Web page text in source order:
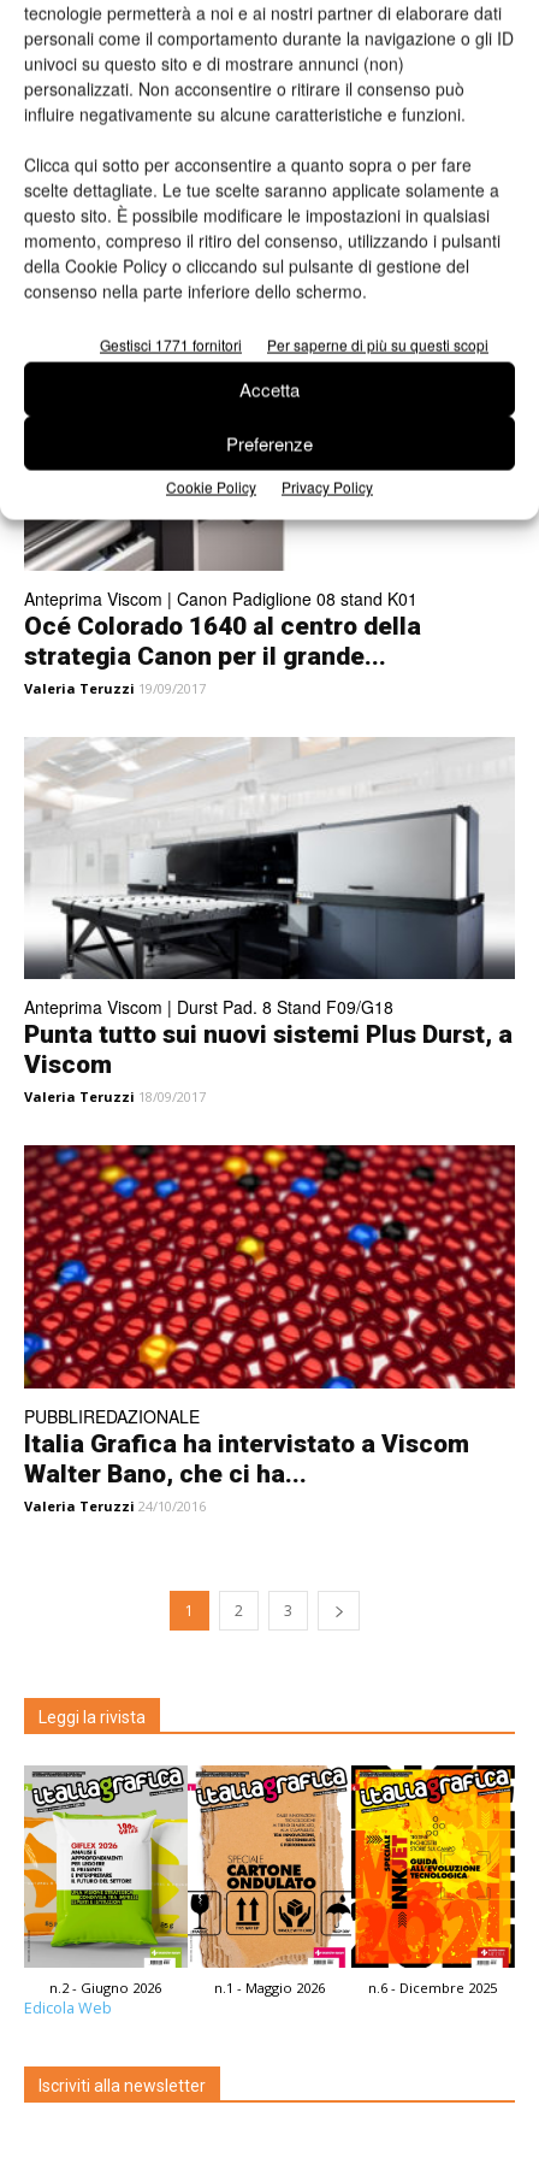
tecnologie permetterà a noi e ai nostri partner di elaborare dati
personali come il comportamento durante la navigazione o gli ID
univoci su questo sito e di mostrare annunci (non)
personalizzati. Non acconsentire o ritirare il consenso può
influire negativamente su alcune caratteristiche e funzioni.
Clicca qui sotto per acconsentire a quanto sopra o per fare
scelte dettagliate. Le tue scelte saranno applicate solamente a
questo sito. È possibile modificare le impostazioni in qualsiasi
momento, compreso il ritiro del consenso, utilizzando i pulsanti
della Cookie Policy o cliccando sul pulsante di gestione del
consenso nella parte inferiore dello schermo.
Gestisci 1771 fornitori Per saperne di più su questi scopi
Accetta
Preferenze
Cookie Policy Privacy Policy
Anteprima Viscom Italia | PAD. 8 – Stand K25/K28
Al Viscom le soluzioni OKI Light
Production, Labelling e Wide Format
Valeria Teruzzi 20/09/2017
Anteprima Viscom | Canon Padiglione 08 stand K01
Océ Colorado 1640 al centro della
strategia Canon per il grande...
Valeria Teruzzi 19/09/2017
Anteprima Viscom | Durst Pad. 8 Stand F09/G18
Punta tutto sui nuovi sistemi Plus Durst, a
Viscom
Valeria Teruzzi 18/09/2017
PUBBLIREDAZIONALE
Italia Grafica ha intervistato a Viscom
Walter Bano, che ci ha...
Valeria Teruzzi 24/10/2016
1 2 3
Leggi la rivista
n.2 - Giugno 2026 n.1 - Maggio 2026 n.6 - Dicembre 2025
Edicola Web
Iscriviti alla newsletter